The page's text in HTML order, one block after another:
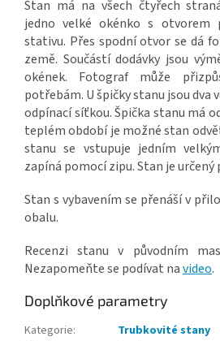
Stan má na všech čtyřech
jedno velké okénko s otvorem
stativu. Přes spodní otvor se dá
země. Součástí dodávky jsou
okének. Fotograf může
potřebám. U špičky stanu jsou
odpínací síťkou. Špička stanu má
teplém období je možné stan
stanu se vstupuje jedním
zapíná pomocí zipu. Stan je
Stan s vybavením se přenáší v
obalu.
Recenzi stanu v původním
Nezapomeňte se podívat navideo.
Doplňkové parametry
Kategorie:
Trubkovité stany